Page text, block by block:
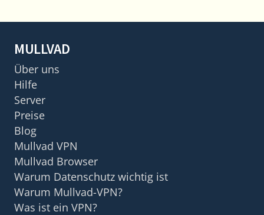
MULLVAD
Über uns
Hilfe
Server
Preise
Blog
Mullvad VPN
Mullvad Browser
Warum Datenschutz wichtig ist
Warum Mullvad-VPN?
Was ist ein VPN?